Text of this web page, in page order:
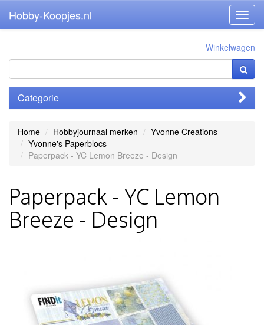
Hobby-Koopjes.nl
Winkelwagen
Categorie
Home Hobbyjournaal merken
Yvonne Creations
Yvonne's Paperblocs
Paperpack - YC Lemon Breeze - Design
Paperpack - YC Lemon
Breeze - Design